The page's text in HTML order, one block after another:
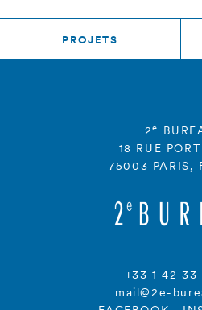
PROJETS
2e
18 RUE
75003 PARIS,
+33 1 42 33
mail@2e-